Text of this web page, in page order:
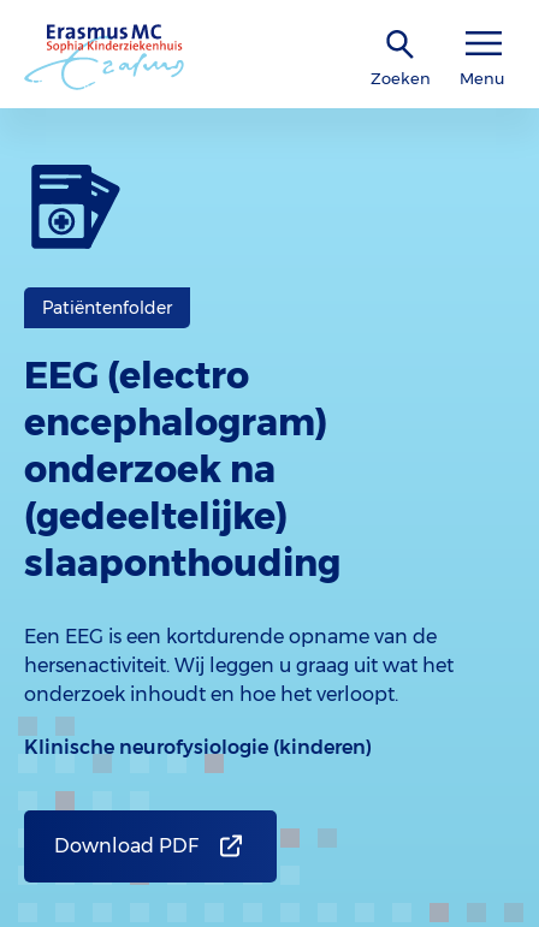
Zoeken Menu
Patiëntenfolder
EEG (electro
encephalogram)
onderzoek na
(gedeeltelijke)
slaaponthouding
Een EEG is een kortdurende opname van de
hersenactiviteit. Wij leggen u graag uit wat het
onderzoek inhoudt en hoe het verloopt.
Klinische neurofysiologie (kinderen)
Download PDF